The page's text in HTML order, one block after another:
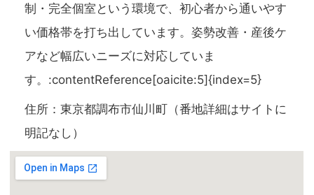
制・完全個室という環境で、初心者から通いやす
い価格帯を打ち出しています。姿勢改善・産後ケ
アなど幅広いニーズに対応していま
す。:contentReference[oaicite:5]{index=5}
住所：東京都調布市仙川町（番地詳細はサイトに
明記なし）